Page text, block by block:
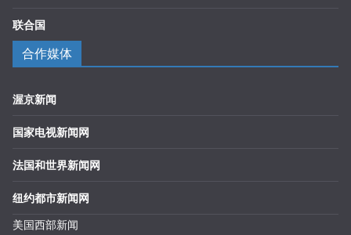
联合国
合作媒体
渥京新闻
国家电视新闻网
法国和世界新闻网
纽约都市新闻网
美国西部新闻